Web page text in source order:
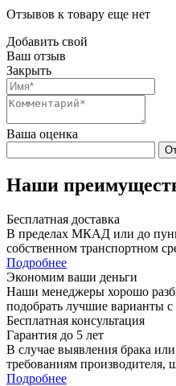
Отзывов к товару еще нет
Добавить свой
Ваш отзыв
Закрыть
Ваша оценка
Наши
Бесплатная доставка
В пределах МКАД или до
собственном транспортном
Подробнее
Экономим ваши деньги
Наши менеджеры хорошо
подобрать лучшие варианты
Бесплатная консультация
Гарантия до 5 лет
В случае выявления брака
требованиям производителя,
Подробнее